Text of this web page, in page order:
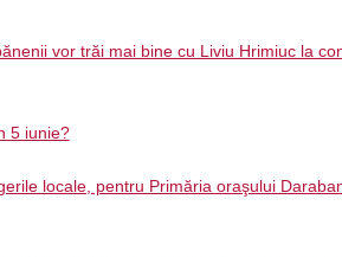
vor trăi mai bine cu Liviu Hrimiuc la
5 iunie?
locale, pentru Primăria oraşului